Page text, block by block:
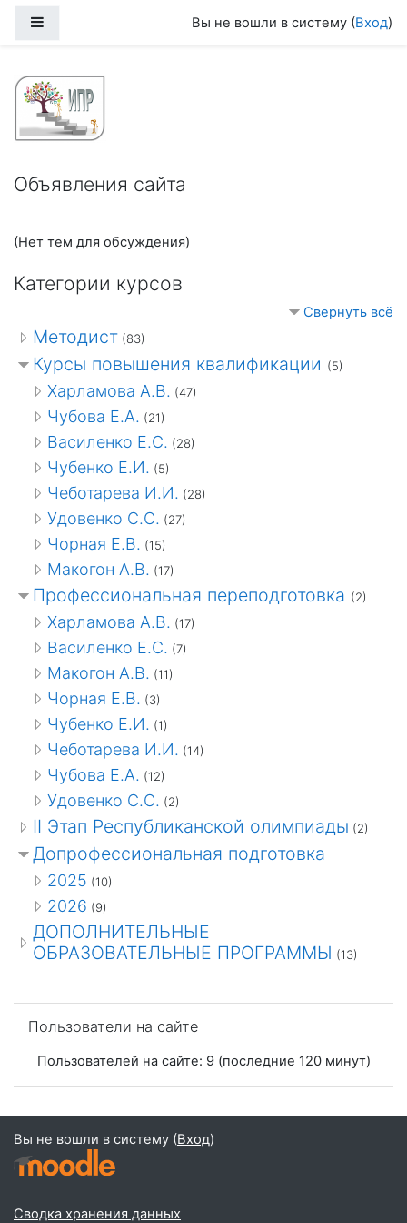
Вы не вошли в систему (Вход)
КПК Центра повышения
Объявления сайта
(Нет тем для обсуждения)
Категории курсов
Свернуть всё
Методист (83)
Курсы повышения квалификации (5)
Харламова А.В. (47)
Чубова Е.А. (21)
Василенко Е.С. (28)
Чубенко Е.И. (5)
Чеботарева И.И. (28)
Удовенко С.С. (27)
Чорная Е.В. (15)
Макогон А.В. (17)
Профессиональная переподготовка (2)
Харламова А.В. (17)
Василенко Е.С. (7)
Макогон А.В. (11)
Чорная Е.В. (3)
Чубенко Е.И. (1)
Чеботарева И.И. (14)
Чубова Е.А. (12)
Удовенко С.С. (2)
II Этап Республиканской олимпиады (2)
Допрофессиональная подготовка
2025 (10)
2026 (9)
ДОПОЛНИТЕЛЬНЫЕ
ОБРАЗОВАТЕЛЬНЫЕ ПРОГРАММЫ (13)
Пользователи на сайте
Пользователей на сайте: 9 (последние 120 минут)
Вы не вошли в систему (Вход)
Сводка хранения данных